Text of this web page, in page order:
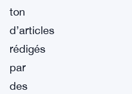
ton
d’articles
rédigés
par
des